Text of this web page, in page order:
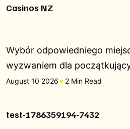
Casinos NZ
Wybór odpowiedniego
wyzwaniem dla
August 10 2026 2 Min Read
test-1786359194-7432